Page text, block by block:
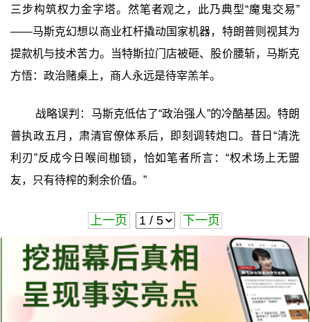
三步构筑权力金字塔。然笔者观之，此乃典型“魔鬼交易”
——马斯克幻想以商业杠杆撬动国家机器，特朗普则视其为
提款机与技术苦力。当特斯拉门店被砸、股价腰斩，马斯克
方悟：政治赌桌上，商人永远是待宰羔羊。
战略误判：马斯克低估了“政治强人”的冷酷基因。特朗
普执政五月，肃清官僚体系后，即刻调转炮口。昔日“清洗
利刃”反成今日喉间枷锁，恰如笔者所言：“权术场上无盟
友，只有待榨的剩余价值。”
上一页 下一页